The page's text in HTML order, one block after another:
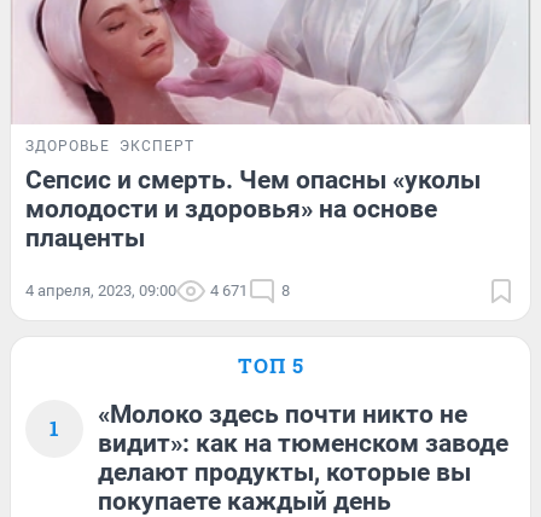
ЗДОРОВЬЕ ЭКСПЕРТ
Сепсис и смерть. Чем опасны «уколы
молодости и здоровья» на основе
плаценты
4 апреля, 2023, 09:00 4 671 8
ТОП 5
1
«Молоко здесь почти никто не
видит»: как на тюменском заводе
делают продукты, которые вы
покупаете каждый день